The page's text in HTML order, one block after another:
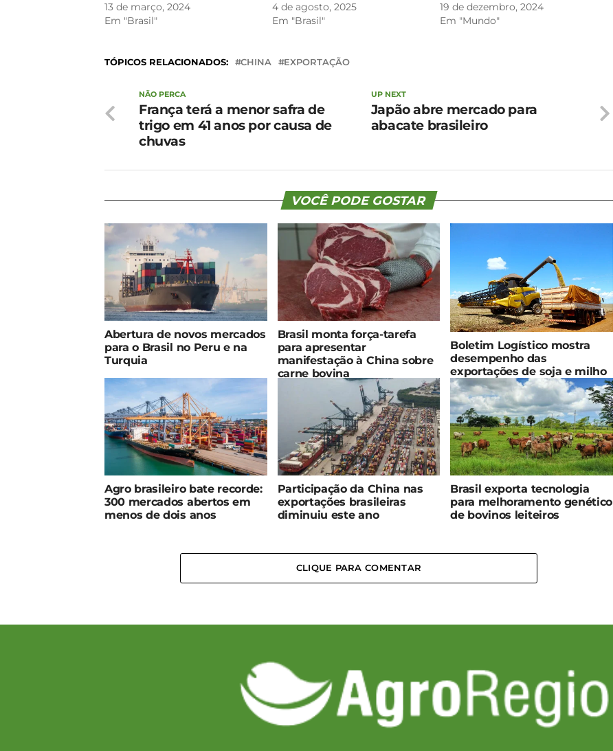
13 de março, 2024
Em "Brasil"
4 de agosto, 2025
Em "Brasil"
19 de dezembro, 2024
Em "Mundo"
TÓPICOS RELACIONADOS: CHINA EXPORTAÇÃO
UP NEXT
Japão abre mercado para
abacate brasileiro
NÃO PERCA
França terá a menor safra de
trigo em 41 anos por causa de
chuvas
VOCÊ PODE GOSTAR
Abertura de novos mercados
para o Brasil no Peru e na
Turquia
Brasil monta força-tarefa
para apresentar
manifestação à China sobre
carne bovina
Boletim Logístico mostra
desempenho das
exportações de soja e milho
em 2023/24
Agro brasileiro bate recorde:
300 mercados abertos em
menos de dois anos
Participação da China nas
exportações brasileiras
diminuiu este ano
Brasil exporta tecnologia
para melhoramento genético
de bovinos leiteiros
CLIQUE PARA COMENTAR